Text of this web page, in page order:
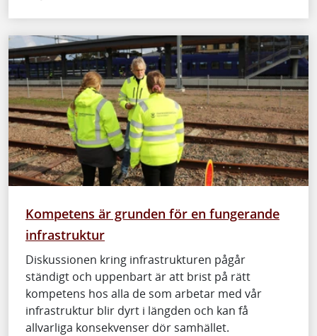
Kompetens är grunden för en fungerande
infrastruktur
Diskussionen kring infrastrukturen pågår
ständigt och uppenbart är att brist på rätt
kompetens hos alla de som arbetar med vår
infrastruktur blir dyrt i längden och kan få
allvarliga konsekvenser dör samhället.